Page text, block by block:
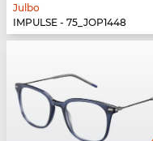
Julbo
IMPULSE - 75_JOP1448